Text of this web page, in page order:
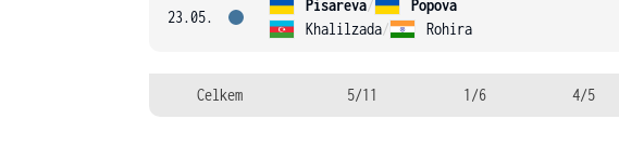
23.05.
Pisareva/
Popova
Khalilzada/ Rohira
Celkem 5/11 1/6 4/5